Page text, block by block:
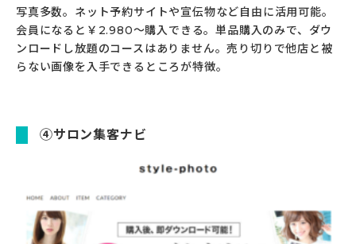
写真多数。ネット予約サイトや宣伝物など自由に活用可能。
会員になると￥2.980～購入できる。単品購入のみで、ダウ
ンロードし放題のコースはありません。売り切りで他店と被
らない画像を入手できるところが特徴。
④サロン集客ナビ